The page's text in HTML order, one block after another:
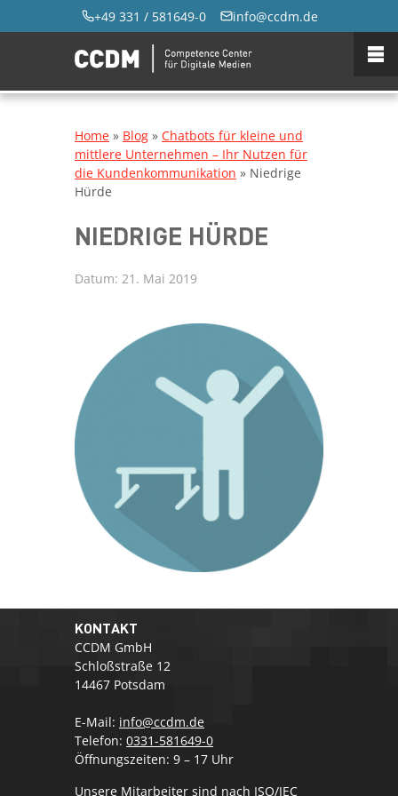
+49 331 / 581649-0 info@ccdm.de
Home » Blog » Chatbots für kleine und
mittlere Unternehmen – Ihr Nutzen für
die Kundenkommunikation » Niedrige
Hürde
NIEDRIGE HÜRDE
Datum: 21. Mai 2019
KONTAKT
CCDM GmbH
Schloßstraße 12
14467 Potsdam
E-Mail: info@ccdm.de
Telefon: 0331-581649-0
Öffnungszeiten: 9 – 17 Uhr
Unsere Mitarbeiter sind nach ISO/IEC